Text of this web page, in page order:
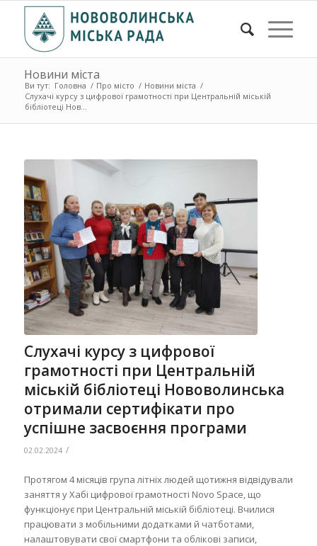
Новини міста
Ви тут: Головна / Про місто / Новини міста /
Слухачі курсу з цифрової грамотності при Центральній міській
бібліотеці Нов...
Слухачі курсу з цифрової
грамотності при Центральній
міській бібліотеці Нововолинська
отримали сертифікати про
успішне засвоєння програми
02.02.2024 /
Протягом 4 місяців група літніх людей щотижня відвідували
заняття у Хабі цифрової грамотності Novo Space, що
функціонує при Центральній міській бібліотеці. Вчилися
працювати з мобільними додатками й чатботами,
налаштовувати свої смартфони та облікові записи,